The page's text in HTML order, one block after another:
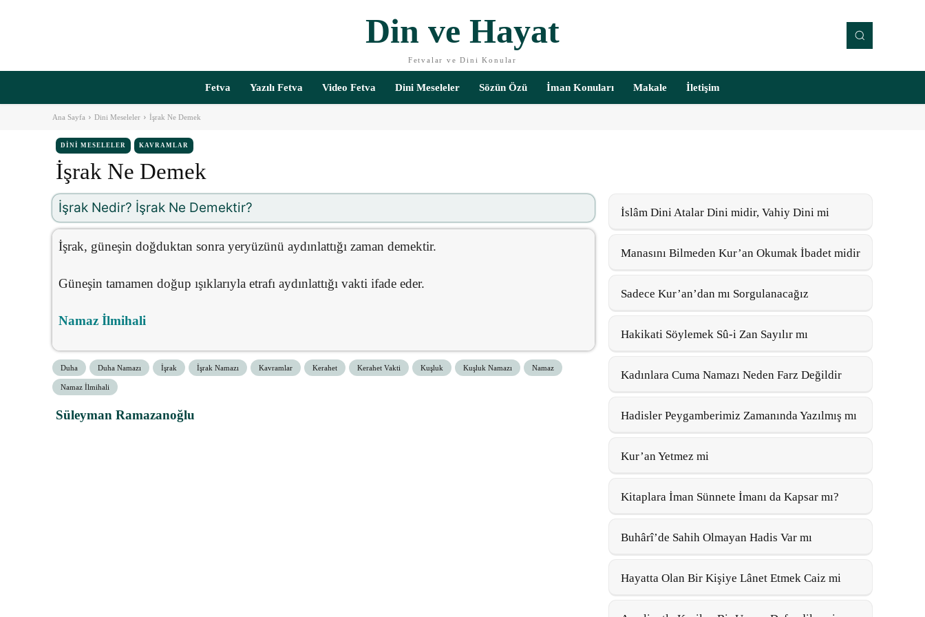
Din ve Hayat
Fetvalar ve Dini Konular
Fetva Yazılı Fetva Video Fetva Dini Meseleler Sözün Özü İman Konuları Makale İletişim
Ana Sayfa Dini Meseleler İşrak Ne Demek
DINI MESELELER KAVRAMLAR
İşrak Ne Demek
İşrak Nedir? İşrak Ne Demektir?
İşrak, güneşin doğduktan sonra yeryüzünü aydınlattığı zaman demektir.
Güneşin tamamen doğup ışıklarıyla etrafı aydınlattığı vakti ifade eder.
Namaz İlmihali
Duha Duha Namazı İşrak İşrak Namazı Kavramlar Kerahet Kerahet Vakti Kuşluk Kuşluk Namazı Namaz
Namaz İlmihali
Süleyman Ramazanoğlu
İslâm Dini Atalar Dini midir, Vahiy Dini mi
Manasını Bilmeden Kur’an Okumak İbadet midir
Sadece Kur’an’dan mı Sorgulanacağız
Hakikati Söylemek Sû-i Zan Sayılır mı
Kadınlara Cuma Namazı Neden Farz Değildir
Hadisler Peygamberimiz Zamanında Yazılmış mı
Kur’an Yetmez mi
Kitaplara İman Sünnete İmanı da Kapsar mı?
Buhârî’de Sahih Olmayan Hadis Var mı
Hayatta Olan Bir Kişiye Lânet Etmek Caiz mi